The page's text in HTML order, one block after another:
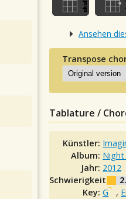
Ansehen
Transpose
Tablature /
Künstler:
Album: Night
Jahr: 2012
Schwierigkeit:
Key:G ,